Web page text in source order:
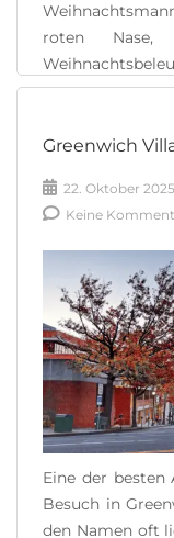
roten
York City.
Greenwich
22. Oktober 2025
Keine
Eine der
Besuch in
den Namen oft